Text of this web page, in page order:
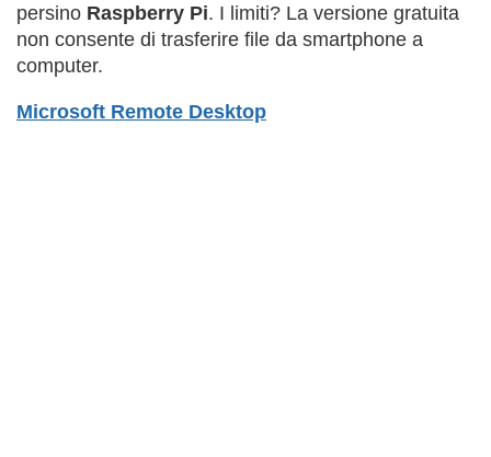
persino Raspberry Pi. I limiti? La versione gratuita
non consente di trasferire file da smartphone a
computer.
Microsoft Remote Desktop